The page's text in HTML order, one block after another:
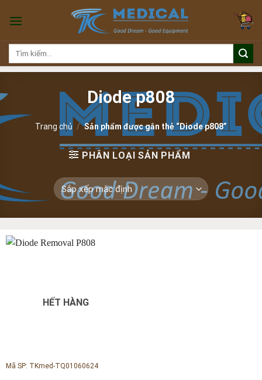
Tìm
Diode p808
Trang chủ / Sản phẩm được gắn thẻ “Diode p808”
PHÂN LOẠI SẢN PHẨM
HẾT HÀNG
Mã SP: TKmed-TQ01060624